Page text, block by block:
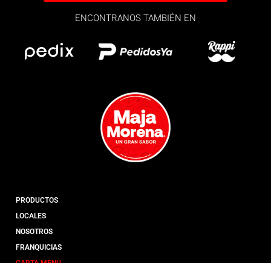
ENCONTRANOS TAMBIÉN EN
PRODUCTOS
LOCALES
NOSOTROS
FRANQUICIAS